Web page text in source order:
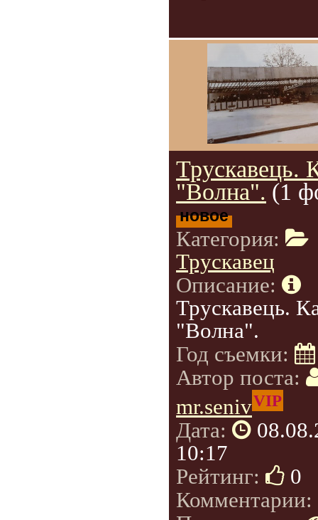
Трускавець.
"Волна". (1
новое
Категория:
Трускавец
Описание:
Трускавець.
"Волна".
Год съемки:
Автор поста:
mr.senivVIP
Дата:
10:17
Рейтинг:
0
Комментарии: